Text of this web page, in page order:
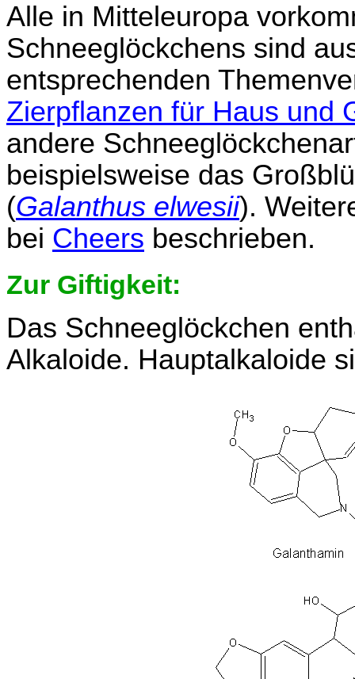
Alle in Mitteleuropa
Schneeglöckchens sind
entsprechenden
Zierpflanzen für Haus und
andere
beispielsweise das
(Galanthus elwesii).
bei Cheers beschrieben.
Zur Giftigkeit:
Das Schneeglöckchen
Alkaloide. Hauptalkaloide